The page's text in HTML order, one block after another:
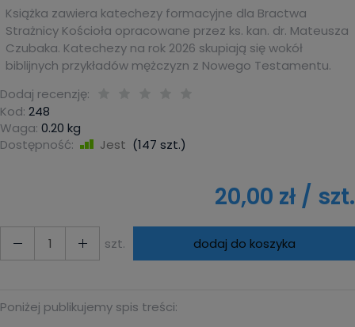
Książka zawiera katechezy formacyjne dla Bractwa
Strażnicy Kościoła opracowane przez ks. kan. dr. Mateusza
Czubaka. Katechezy na rok 2026 skupiają się wokół
biblijnych przykładów mężczyzn z Nowego Testamentu.
Dodaj recenzję:
Kod: 248
Waga: 0.20 kg
Dostępność:
Jest (147 szt.)
20,00 zł / szt.
szt. dodaj do koszyka
Poniżej publikujemy spis treści: